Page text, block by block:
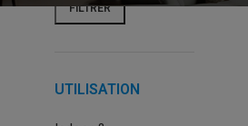
FILTRER
UTILISATION